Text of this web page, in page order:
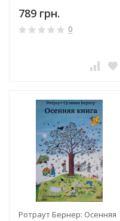
789 грн.
0
Ротраут Бернер: Осенняя